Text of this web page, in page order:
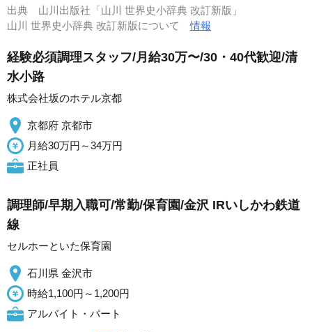
出典 山川出版社「山川 世界史小辞典 改訂新版」
山川 世界史小辞典 改訂新版について情報
経験必須調理スタッフ/月給30万〜/30・40代歓迎/清
水小路
株式会社坂のホテル京都
京都府 京都市
月給30万円～34万円
正社員
調理師/早期入職可/常勤/保育園/金沢 IRいしかわ鉄道
線
セルホーといた保育園
石川県 金沢市
時給1,100円～1,200円
アルバイト・パート